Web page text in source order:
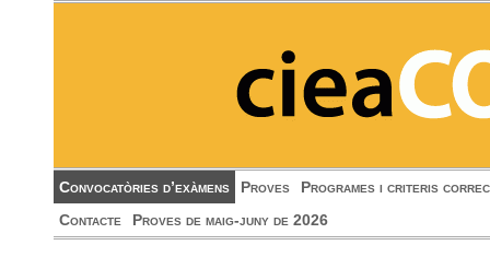
Convocatòries d’exàmens Proves
Programes i criteris
Contacte
Proves de maig-juny de 2026